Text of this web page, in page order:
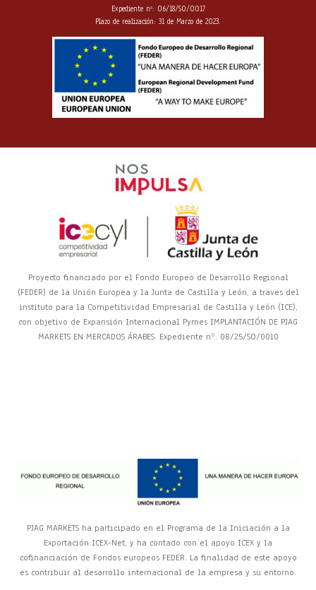
Expediente nº: 06/18/SO/0017
Plazo de realización: 31 de Marzo de 2023.
Proyecto financiado por el Fondo Europeo de Desarrollo Regional
(FEDER) de la Unión Europea y la Junta de Castilla y León, a traves del
instituto para la Competitividad Empresarial de Castilla y León (ICE),
con objetivo de Expansión Internacional Pymes IMPLANTACIÓN DE PJAG
MARKETS EN MERCADOS ÁRABES. Expediente nº: 08/25/SO/0010
PJAG MARKETS ha participado en el Programa de la Iniciación a la
Exportación ICEX-Net, y ha contado con el apoyo ICEX y la
cofinanciación de Fondos europeos FEDER. La finalidad de este apoyo
es contribuir al desarrollo internacional de la empresa y su entorno.